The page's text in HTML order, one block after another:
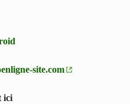
site.com
ici